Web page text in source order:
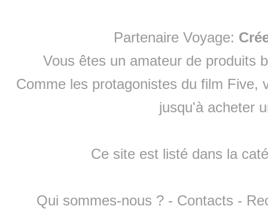
Partenaire Voyage:
Vous êtes un amateur de produits
Comme les protagonistes du film Five,
jusqu'à acheter
Ce site est listé dans la
Qui sommes-nous ? - Contacts -